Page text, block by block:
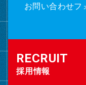
お問い合わせフ
採用情報